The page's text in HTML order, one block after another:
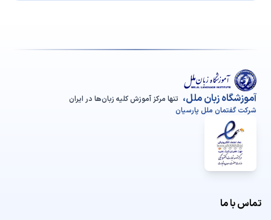
آموزشگاه زبان ملل، تنها مرکز آموزش کلیه زبان‌ها در ایران
شرکت گفتمان ملل پارسیان
تماس با ما